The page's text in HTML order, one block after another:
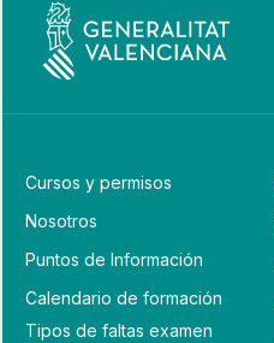
Cursos y permisos
Nosotros
Puntos de Información
Calendario de formación
Tipos de faltas examen